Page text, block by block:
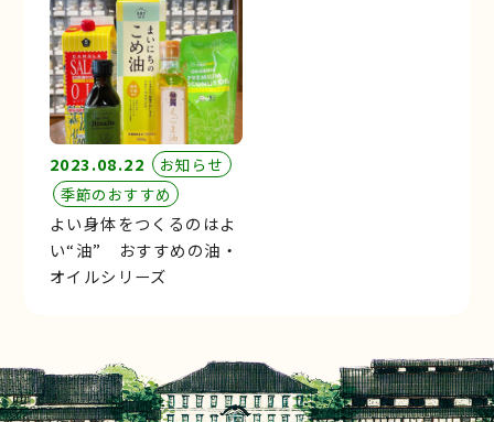
2023.08.22
お知らせ
季節のおすすめ
よい身体をつくるのはよ
い“油” おすすめの油・
オイルシリーズ